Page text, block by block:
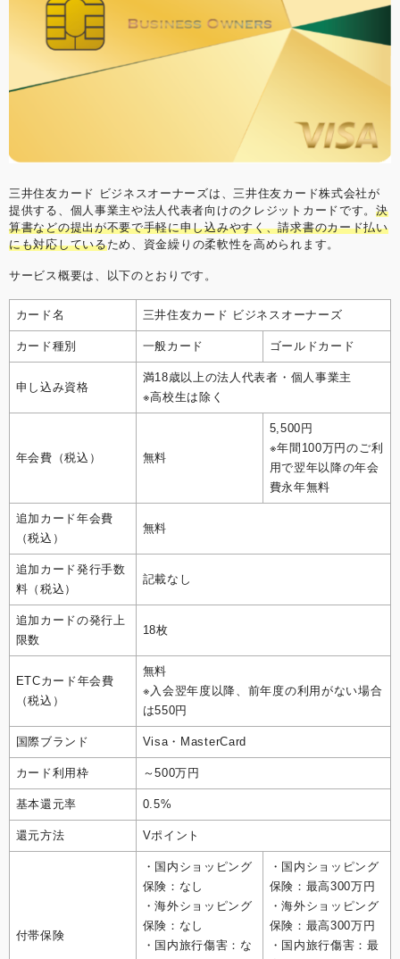
三井住友カード ビジネスオーナーズは、三井住友カード株式会社が
提供する、個人事業主や法人代表者向けのクレジットカードです。 決
算書などの提出が不要で手軽に申し込みやすく、請求書のカード払い
にも対応しているため、資金繰りの柔軟性を高められます。
サービス概要は、以下のとおりです。
カード名 三井住友カード ビジネスオーナーズ
カード種別 一般カード ゴールドカード
申し込み資格
満18歳以上の法人代表者・個人事業主
※高校生は除く
年会費（税込） 無料
5,500円
※年間100万円のご利
用で翌年以降の年会
費永年無料
追加カード年会費
（税込）
無料
追加カード発行手数
料（税込）
記載なし
追加カードの発行上
限数
18枚
ETCカード年会費
（税込）
無料
※入会翌年度以降、前年度の利用がない場合
は550円
国際ブランド Visa・MasterCard
カード利用枠 ～500万円
基本還元率 0.5%
還元方法 Vポイント
付帯保険
・国内ショッピング
保険：なし
・海外ショッピング
保険：なし
・国内旅行傷害：な
・国内ショッピング
保険：最高300万円
・海外ショッピング
保険：最高300万円
・国内旅行傷害：最